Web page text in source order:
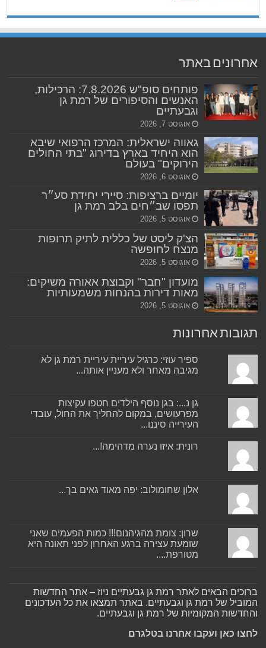
אחרונים באתר
פותחים סופ"ש 7.8.2026: הרכילות,
האנשים והסיפורים של רמת גן
וגבעתיים
אוגוסט 7, 2026
גאווה ישראלית: המרכז הרפואי שיבא
הוא היחיד בארץ בדירוג "בתי החולים
הירוקים" בעולם
אוגוסט 6, 2026
יומיים ברציפות: סיירי יחידת סע״ר
תפסו שב״חים בלב רמת גן
אוגוסט 5, 2026
הצ'ק ליסט של כללית לתיק תרופות
מנצח לחופשה
אוגוסט 5, 2026
מועדון "חבר" וקבוצת אאורה משיקים:
מאות דירות בהנחות משמעותיות
אוגוסט 5, 2026
תגובות אחרונות
ספיר עוזי: כרגיל עיריית עיריית רמת גן לא
מגיבה מאחר ולא מעניין אותה...
גן נ...: בגן נוסף הילדים חטפו עקיצות
מפרעושים, במקום להחליך את החול, עובדי
העירייה סיננו...
רונית: איזו נערה מדהימה!...
אלון שחומולוב: יפה מאוד גאים בך...
שרון: צומת מהגיהנום!!! כמות הפעמים שאני
שומעת עצירה ברגע האחרון לפני תאונה היא
מטורפת....
ברוכים הבאים לאתר רמת גן גבעתיים ניוז – אתר החדשות
המוביל של רמת גן וגבעתיים. באתר תמצאו את כל העדכונים
והחדשות המקומיות של רמת גן וגבעתיים.
לחצו כאן ועקבו אחרנו בטלגרם